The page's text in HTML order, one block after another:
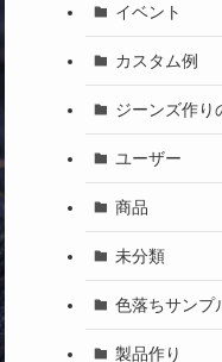
イベント
カスタム例
ジーンズ作り
ユーザー
商品
未分類
色落ちサンプ
製品作り